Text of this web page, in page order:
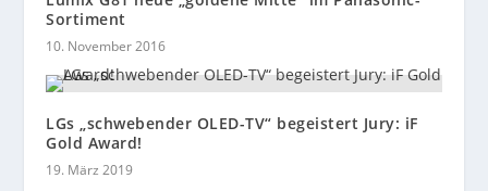
Sortiment
10. November 2016
LGs „schwebender OLED-TV“ begeistert Jury: iF
Gold Award!
19. März 2019